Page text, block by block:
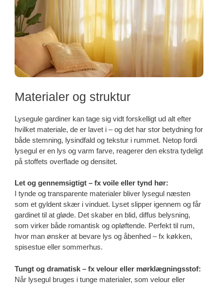
Materialer og struktur
Lysegule gardiner kan tage sig vidt forskelligt ud alt efter
hvilket materiale, de er lavet i – og det har stor betydning for
både stemning, lysindfald og tekstur i rummet. Netop fordi
lysegul er en lys og varm farve, reagerer den ekstra tydeligt
på stoffets overflade og densitet.
Let og gennemsigtigt – fx voile eller tynd hør:
I tynde og transparente materialer bliver lysegul næsten
som et gyldent skær i vinduet. Lyset slipper igennem og får
gardinet til at gløde. Det skaber en blid, diffus belysning,
som virker både romantisk og opløftende. Perfekt til rum,
hvor man ønsker at bevare lys og åbenhed – fx køkken,
spisestue eller sommerhus.
Tungt og dramatisk – fx velour eller mørklægningsstof:
Når lysegul bruges i tunge materialer, som velour eller